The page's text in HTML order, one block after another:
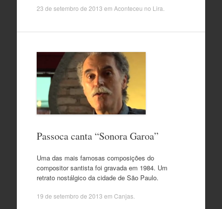
23 de setembro de 2013 em Aconteceu no Lira
Passoca canta “Sonora Garoa”
Uma das mais famosas composições do
compositor santista foi gravada em 1984. Um
retrato nostálgico da cidade de São Paulo.
19 de setembro de 2013 em Canjas.